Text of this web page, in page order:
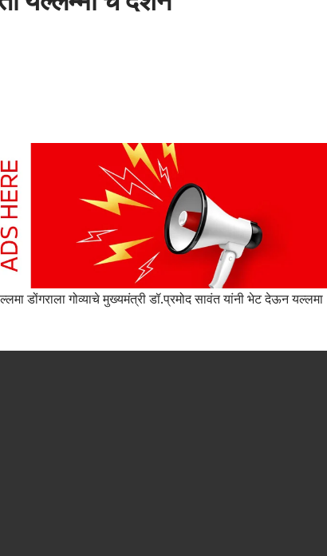
डोंगराला गोव्याचे मुख्यमंत्री डॉ.प्रमोद सावंत यांनी भेट देऊन यल्लमा